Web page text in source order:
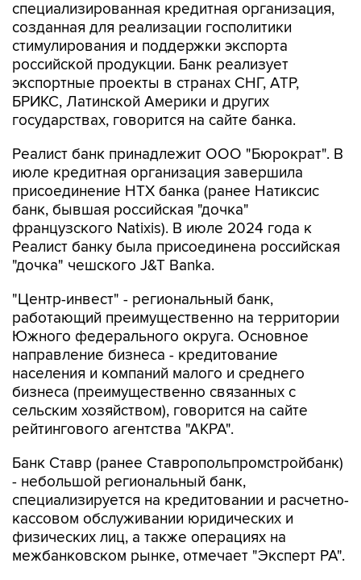
специализированная кредитная организация,
созданная для реализации госполитики
стимулирования и поддержки экспорта
российской продукции. Банк реализует
экспортные проекты в странах СНГ, АТР,
БРИКС, Латинской Америки и других
государствах, говорится на сайте банка.
Реалист банк принадлежит ООО "Бюрократ". В
июле кредитная организация завершила
присоединение НТХ банка (ранее Натиксис
банк, бывшая российская "дочка"
французского Natixis). В июле 2024 года к
Реалист банку была присоединена российская
"дочка" чешского J&T Banka.
"Центр-инвест" - региональный банк,
работающий преимущественно на территории
Южного федерального округа. Основное
направление бизнеса - кредитование
населения и компаний малого и среднего
бизнеса (преимущественно связанных с
сельским хозяйством), говорится на сайте
рейтингового агентства "АКРА".
Банк Ставр (ранее Ставропольпромстройбанк)
- небольшой региональный банк,
специализируется на кредитовании и расчетно-
кассовом обслуживании юридических и
физических лиц, а также операциях на
межбанковском рынке, отмечает "Эксперт РА".